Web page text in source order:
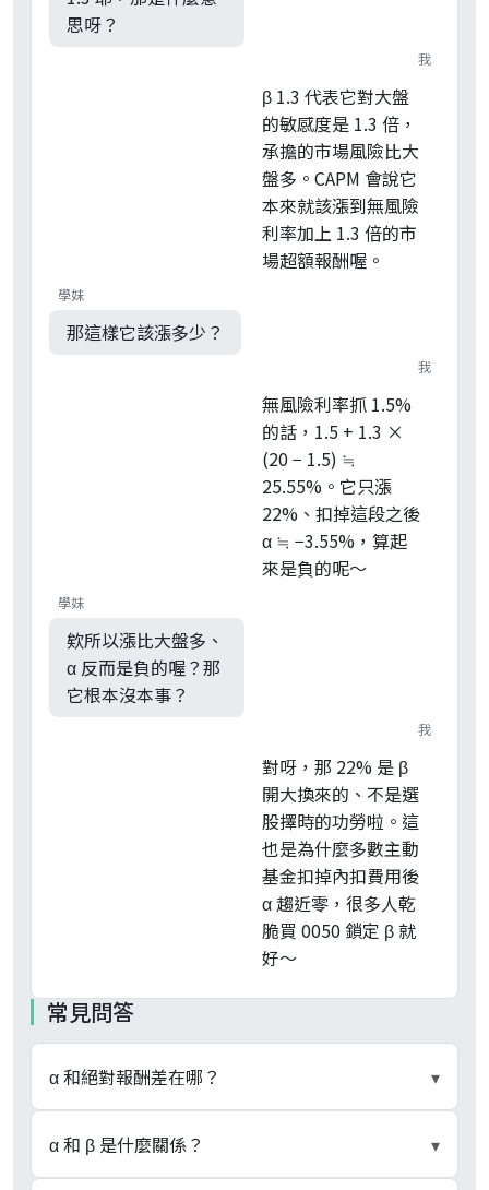
思呀？
我
β 1.3 代表它對大盤
的敏感度是 1.3 倍，
承擔的市場風險比大
盤多。CAPM 會說它
本來就該漲到無風險
利率加上 1.3 倍的市
場超額報酬喔。
學妹
那這樣它該漲多少？
我
無風險利率抓 1.5%
的話，1.5 + 1.3 ×
(20 − 1.5) ≒
25.55%。它只漲
22%、扣掉這段之後
α ≒ −3.55%，算起
來是負的呢～
學妹
欸所以漲比大盤多、
α 反而是負的喔？那
它根本沒本事？
我
對呀，那 22% 是 β
開大換來的、不是選
股擇時的功勞啦。這
也是為什麼多數主動
基金扣掉內扣費用後
α 趨近零，很多人乾
脆買 0050 鎖定 β 就
好～
常見問答
α 和絕對報酬差在哪？ ▾
絕對報酬是名目的賺賠幅度、不調整風險；α 是扣
掉組合市場曝險（β）應得報酬後的剩餘，衡量的
α 和 β 是什麼關係？ ▾